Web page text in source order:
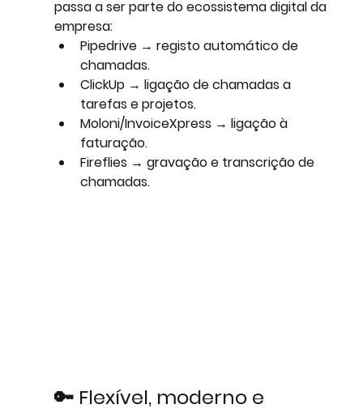
passa a ser parte do ecossistema digital da
empresa:
Pipedrive → registo automático de
chamadas.
ClickUp → ligação de chamadas a
tarefas e projetos.
Moloni/InvoiceXpress → ligação à
faturação.
Fireflies → gravação e transcrição de
chamadas.
🔑 Flexível, moderno e